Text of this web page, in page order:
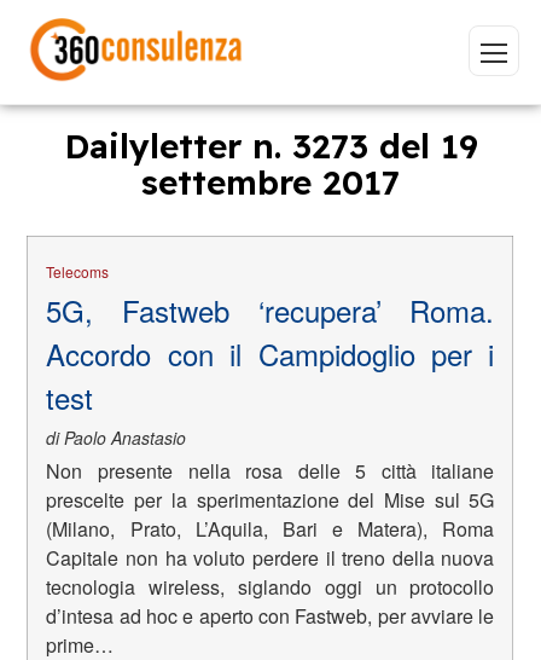
GDPR NIS2 Bandi ISO 27001
Sviluppo software
Dailyletter n. 3273 del 19
settembre 2017
Telecoms
5G, Fastweb ‘recupera’ Roma.
Accordo con il Campidoglio per i
test
di Paolo Anastasio
Non presente nella rosa delle 5 città italiane
prescelte per la sperimentazione del Mise sul 5G
(Milano, Prato, L’Aquila, Bari e Matera), Roma
Capitale non ha voluto perdere il treno della nuova
tecnologia wireless, siglando oggi un protocollo
d’intesa ad hoc e aperto con Fastweb, per avviare le
prime…